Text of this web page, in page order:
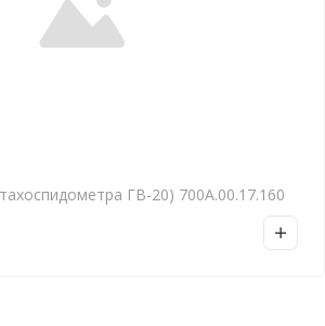
ГВ-20) 700А.00.17.160